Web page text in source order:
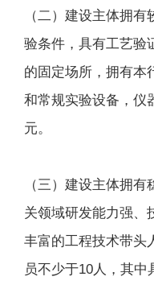
（二）建设主体拥
验条件，具有工艺验
的固定场所，拥有本
和常规实验设备，仪
元。
（三）建设主体拥
关领域研发能力强、
丰富的工程技术带头
员不少于10人，其